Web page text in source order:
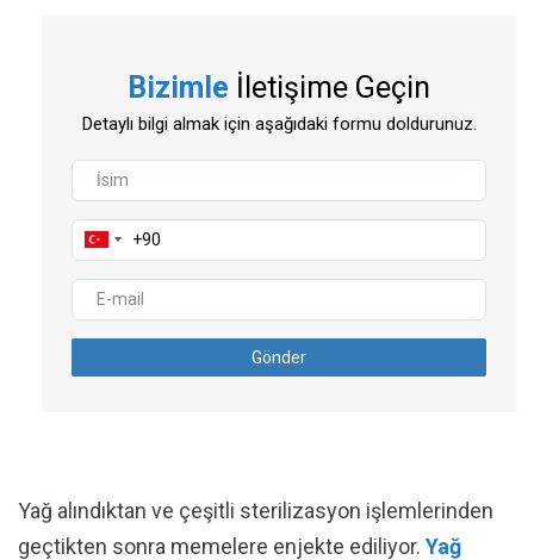
Bizimle İletişime Geçin
Detaylı bilgi almak için aşağıdaki formu doldurunuz.
Gönder
Yağ alındıktan ve çeşitli sterilizasyon işlemlerinden
geçtikten sonra memelere enjekte ediliyor. Yağ